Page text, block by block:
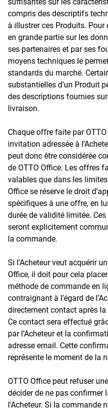
compris des descriptifs
à illustrer ces Produits. Pour
en grande partie sur les
ses partenaires et par ses
moyens techniques le
standards du marché.
substantielles d’un Produit
des descriptions fournies
livraison.
Chaque offre faite par
invitation adressée à
peut donc être considérée
de OTTO Office. Les offres
valables que dans les
Office se réserve le droit
spécifiques à une offre, en
durée de validité limitée.
seront explicitement
la commande.
Si l’Acheteur veut acquérir
Office, il doit pour cela
méthode de commande en
contraignant à l’égard de
directement contact après
Ce contact sera effectué
par l’Acheteur et la
adresse email. Cette
représente le moment de la
OTTO Office peut refuser
décider de ne pas confirmer
l'Acheteur. Si la commande